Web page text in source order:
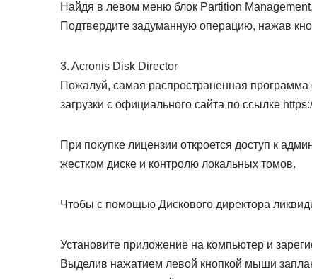
Найдя в левом меню блок Partition
Подтвердите задуманную операцию, нажав
3. Acronis Disk Director
Пожалуй, самая распространенная
загрузки с официального сайта по ссылке
При покупке лицензии откроется доступ к
жестком диске и контролю локальных томов.
Чтобы с помощью Дискового директора
Установите приложение на компьютер и
Выделив нажатием левой кнопкой мыши